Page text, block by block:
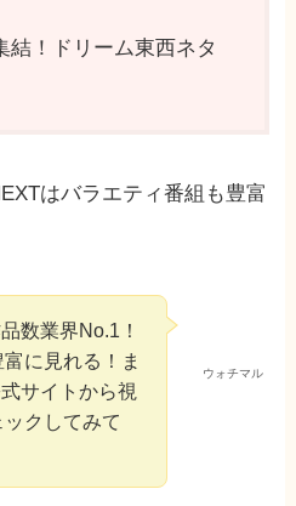
結！ドリーム東西ネタ
はバラエティ番組も豊富
ウォチマル
数業界No.1！
に見れる！ま
サイトから視
クしてみて